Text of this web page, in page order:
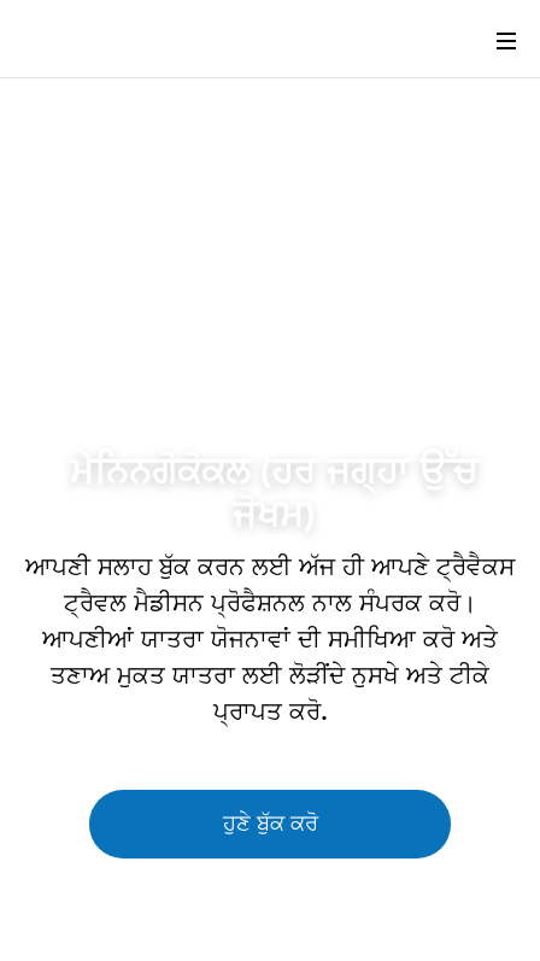
ਮੇਨਿਨਗੋਕੋਕਲ (ਹਰ ਜਗ੍ਹਾ ਉੱਚ
ਜੋਖਮ)
ਆਪਣੀ ਸਲਾਹ ਬੁੱਕ ਕਰਨ ਲਈ ਅੱਜ ਹੀ ਆਪਣੇ ਟ੍ਰੈਵੈਕਸ
ਟ੍ਰੈਵਲ ਮੈਡੀਸਨ ਪ੍ਰੋਫੈਸ਼ਨਲ ਨਾਲ ਸੰਪਰਕ ਕਰੋ।
ਆਪਣੀਆਂ ਯਾਤਰਾ ਯੋਜਨਾਵਾਂ ਦੀ ਸਮੀਖਿਆ ਕਰੋ ਅਤੇ
ਤਣਾਅ ਮੁਕਤ ਯਾਤਰਾ ਲਈ ਲੋੜੀਂਦੇ ਨੁਸਖੇ ਅਤੇ ਟੀਕੇ
ਪ੍ਰਾਪਤ ਕਰੋ.
ਹੁਣੇ ਬੁੱਕ ਕਰੋ